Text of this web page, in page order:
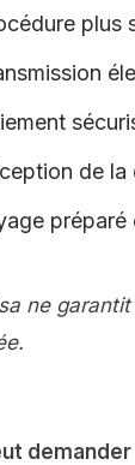
plus
de
préparé
ne